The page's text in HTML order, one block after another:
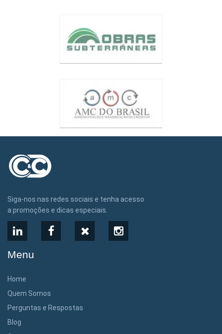
Siga-nos nas redes sociais e tenha acesso
a promoções e dicas especiais.
LinkedInFacebook Instagram
Menu
Home
Quem Somos
Perguntas e Respostas
Blog